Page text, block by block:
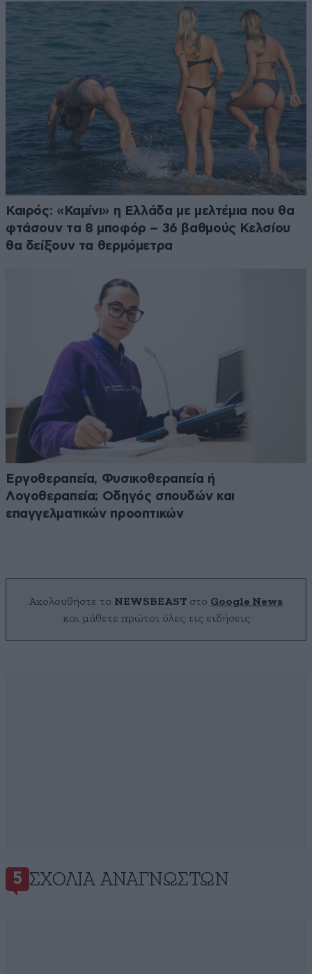
Καιρός: «Καμίνι» η Ελλάδα με μελτέμια που θα
φτάσουν τα 8 μποφόρ – 36 βαθμούς Κελσίου
θα δείξουν τα θερμόμετρα
Εργοθεραπεία, Φυσικοθεραπεία ή
Λογοθεραπεία; Οδηγός σπουδών και
επαγγελματικών προοπτικών
Ακολουθήστε το NEWSBEAST στο Google News
και μάθετε πρώτοι όλες τις ειδήσεις
5 ΣΧΌΛΙΑ ΑΝΑΓΝΩΣΤΏΝ